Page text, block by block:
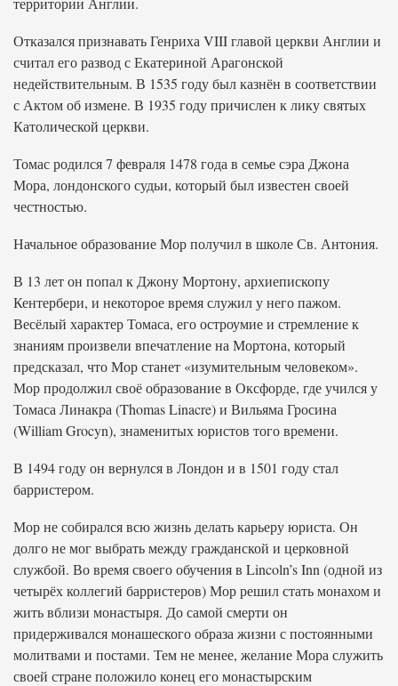
Отказался признавать Генриха VIII главой церкви Англии и
считал его развод с Екатериной Арагонской
недействительным. В 1535 году был казнён в соответствии
с Актом об измене. В 1935 году причислен к лику святых
Католической церкви.
Томас родился 7 февраля 1478 года в семье сэра Джона
Мора, лондонского судьи, который был известен своей
честностью.
Начальное образование Мор получил в школе Св. Антония.
В 13 лет он попал к Джону Мортону, архиепископу
Кентербери, и некоторое время служил у него пажом.
Весёлый характер Томаса, его остроумие и стремление к
знаниям произвели впечатление на Мортона, который
предсказал, что Мор станет «изумительным человеком».
Мор продолжил своё образование в Оксфорде, где учился у
Томаса Линакра (Thomas Linacre) и Вильяма Гросина
(William Grocyn), знаменитых юристов того времени.
В 1494 году он вернулся в Лондон и в 1501 году стал
барристером.
Мор не собирался всю жизнь делать карьеру юриста. Он
долго не мог выбрать между гражданской и церковной
службой. Во время своего обучения в Lincoln’s Inn (одной из
четырёх коллегий барристеров) Мор решил стать монахом и
жить вблизи монастыря. До самой смерти он
придерживался монашеского образа жизни с постоянными
молитвами и постами. Тем не менее, желание Мора служить
своей стране положило конец его монастырским